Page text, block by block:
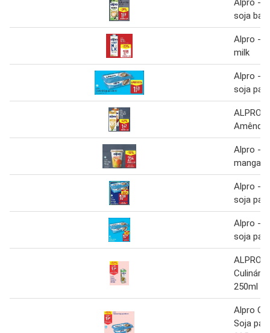
soja
Alpro -
milk
Alpro -
soja
ALPRO
Alpro -
manga
Alpro -
soja
Alpro -
soja
ALPRO
250ml
Alpro
Soja